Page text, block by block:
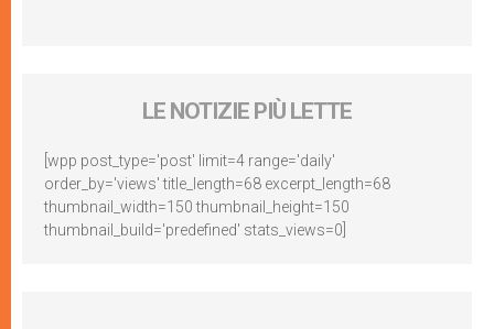
LE NOTIZIE PIÙ LETTE
[wpp post_type='post' limit=4 range='daily'
order_by='views' title_length=68 excerpt_length=68
thumbnail_width=150 thumbnail_height=150
thumbnail_build='predefined' stats_views=0]